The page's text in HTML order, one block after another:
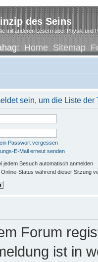
des Seins
mit anderen Lesern über Physik und
Home Sitemap
sein, um die Liste
Passwort vergessen
E-Mail erneut senden
jedem Besuch automatisch anmelden
Online-Status während dieser Sitzung
Forum
ist in